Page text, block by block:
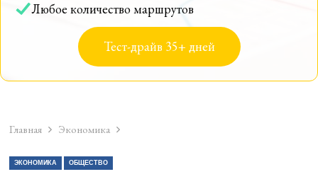
Любое количество маршрутов
Тест-драйв 35+ дней
Главная Экономика
ЭКОНОМИКА ОБЩЕСТВО